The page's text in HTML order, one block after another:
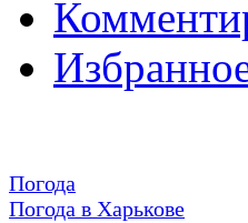
Погода
Погода в Харькове